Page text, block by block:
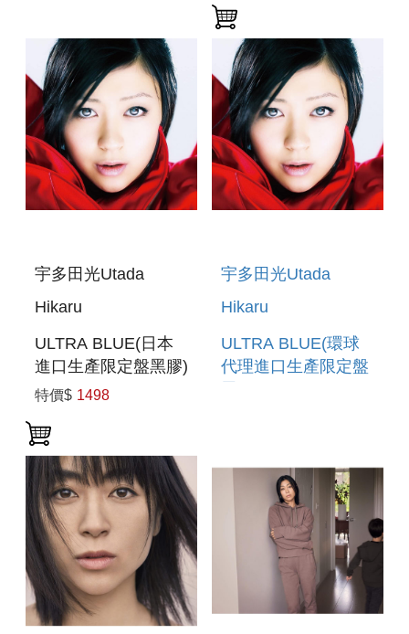
宇多田光Utada
Hikaru
ULTRA BLUE(日本
進口生產限定盤黑膠)
特價$ 1498
宇多田光Utada
Hikaru
ULTRA BLUE(環球
代理進口生產限定盤